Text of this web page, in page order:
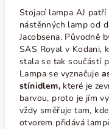
Stojací lampa AJ
nástěnných lamp od
Jacobsena. Původně
SAS Royal v Kodani,
stala se tak součástí
Lampa se vyznačuje
stínidlem, které je
barvou, proto je jím
vždy směřuje tam,
otvorem přidává